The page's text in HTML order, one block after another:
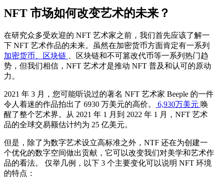
NFT 市场如何改变艺术的未来？
在研究众多受欢迎的 NFT 艺术家之前，我们首先应该了解一
下 NFT 艺术作品的未来。虽然在加密货币方面肯定有一系列
加密货币、区块链
、区块链和不可篡改代币等一系列热门趋
势，但我们相信，NFT 艺术才是推动 NFT 普及和认可的原动
力。
2021 年 3 月，您可能听说过的著名 NFT 艺术家 Beeple 的一件
令人着迷的作品拍出了 6930 万美元的高价。
6,930万美元 唤
醒了整个艺术界。从 2021 年 1 月到 2022 年 1 月，NFT 艺术
品的全球交易额估计约为 25 亿美元。
但是，除了为数字艺术设立高标准之外，NTF 还在为创建一
个优化的数字空间做出贡献，它可以改变我们对美学和艺术作
品的看法。 仅举几例，以下 3 个主要变化可以说明 NFT 环境
的特点：